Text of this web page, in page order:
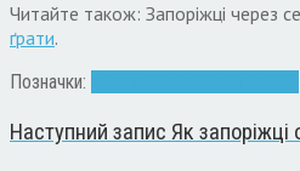
Читайте також: Запоріжці через
ґрати.
Позначки:
Наступний запис Як